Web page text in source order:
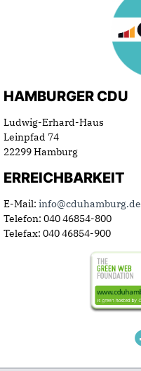
HAMBURGER CDU
Ludwig-Erhard-Haus
Leinpfad 74
22299 Hamburg
ERREICHBARKEIT
E-Mail: info@cduhamburg.de
Telefon: 040 46854-800
Telefax: 040 46854-900